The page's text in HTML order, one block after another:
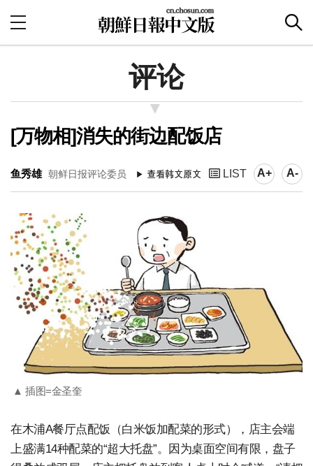
评论
[万物相]消失的街边配饭店
鱼秀雄 朝鲜日报评论委员 LIST A+ A-
▲ 插图=金圣奎
在木浦A餐厅点配饭（白米饭加配菜的形式），店主会端
上盛满14种配菜的“超大托盘”。因为桌面空间有限，盘子